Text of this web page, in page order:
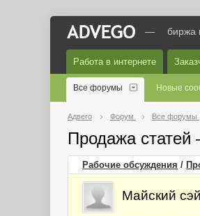
— биржа
Работа в интернете
Все форумы Новые
Адвего Форум Все форумы
Продажа
Рабочие обсуждения /
Майский